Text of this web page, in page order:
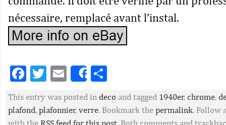
nécessaire, remplacé avant l’instal.
Facebook
Twitter
EmailShare
This entry was posted in deco and tagged 1940er, chrome,
plafond, plafonnier, verre. Bookmark the permalink. Follow
with the RSS feed for this post. Both comments and